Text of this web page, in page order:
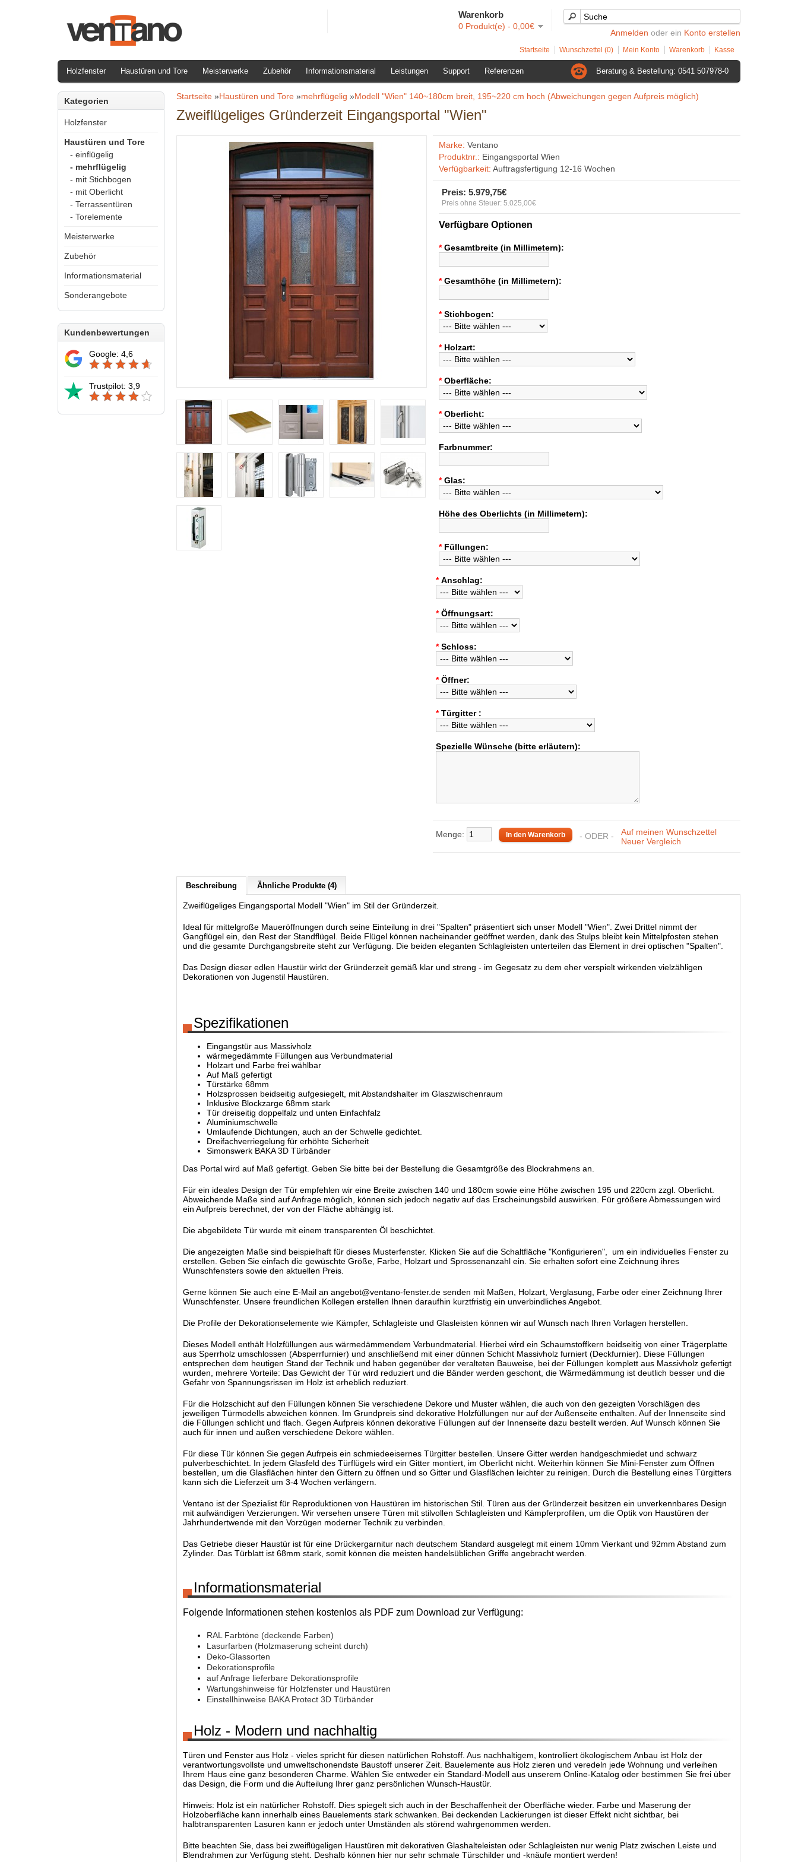
Warenkorb
0 Produkt(e) - 0,00€
Anmelden oder ein Konto erstellen
Startseite Wunschzettel (0) Mein Konto Warenkorb Kasse
Holzfenster Haustüren und Tore Meisterwerke Zubehör Informationsmaterial Leistungen Support Referenzen Beratung & Bestellung: 0541 507978-0
Kategorien
Holzfenster
Haustüren und Tore
- einflügelig
- mehrflügelig
- mit Stichbogen
- mit Oberlicht
- Terrassentüren
- Torelemente
Meisterwerke
Zubehör
Informationsmaterial
Sonderangebote
Kundenbewertungen
Google: 4,6
Trustpilot: 3,9
Startseite »Haustüren und Tore »mehrflügelig »Modell "Wien" 140~180cm breit, 195~220 cm hoch (Abweichungen gegen Aufpreis möglich)
Zweiflügeliges Gründerzeit Eingangsportal "Wien"
Marke: Ventano
Produktnr.: Eingangsportal Wien
Verfügbarkeit: Auftragsfertigung 12-16 Wochen
Preis: 5.979,75€
Preis ohne Steuer: 5.025,00€
Verfügbare Optionen
* Gesamtbreite (in Millimetern):
* Gesamthöhe (in Millimetern):
* Stichbogen:
* Holzart:
* Oberfläche:
* Oberlicht:
Farbnummer:
* Glas:
Höhe des Oberlichts (in Millimetern):
* Füllungen:
* Anschlag:
* Öffnungsart:
* Schloss:
* Öffner:
* Türgitter :
Spezielle Wünsche (bitte erläutern):
Menge: - ODER - Auf meinen Wunschzettel
Neuer Vergleich
Beschreibung Ähnliche Produkte (4)
Zweiflügeliges Eingangsportal Modell "Wien" im Stil der Gründerzeit.
Ideal für mittelgroße Maueröffnungen durch seine Einteilung in drei "Spalten" präsentiert sich unser Modell "Wien". Zwei Drittel nimmt der
Gangflügel ein, den Rest der Standflügel. Beide Flügel können nacheinander geöffnet werden, dank des Stulps bleibt kein Mittelpfosten stehen
und die gesamte Durchgangsbreite steht zur Verfügung. Die beiden eleganten Schlagleisten unterteilen das Element in drei optischen "Spalten".
Das Design dieser edlen Haustür wirkt der Gründerzeit gemäß klar und streng - im Gegesatz zu dem eher verspielt wirkenden vielzähligen
Dekorationen von Jugenstil Haustüren.
Spezifikationen
Eingangstür aus Massivholz
wärmegedämmte Füllungen aus Verbundmaterial
Holzart und Farbe frei wählbar
Auf Maß gefertigt
Türstärke 68mm
Holzsprossen beidseitig aufgesiegelt, mit Abstandshalter im Glaszwischenraum
Inklusive Blockzarge 68mm stark
Tür dreiseitig doppelfalz und unten Einfachfalz
Aluminiumschwelle
Umlaufende Dichtungen, auch an der Schwelle gedichtet.
Dreifachverriegelung für erhöhte Sicherheit
Simonswerk BAKA 3D Türbänder
Das Portal wird auf Maß gefertigt. Geben Sie bitte bei der Bestellung die Gesamtgröße des Blockrahmens an.
Für ein ideales Design der Tür empfehlen wir eine Breite zwischen 140 und 180cm sowie eine Höhe zwischen 195 und 220cm zzgl. Oberlicht.
Abweichende Maße sind auf Anfrage möglich, können sich jedoch negativ auf das Erscheinungsbild auswirken. Für größere Abmessungen wird
ein Aufpreis berechnet, der von der Fläche abhängig ist.
Die abgebildete Tür wurde mit einem transparenten Öl beschichtet.
Die angezeigten Maße sind beispielhaft für dieses Musterfenster. Klicken Sie auf die Schaltfläche "Konfigurieren", um ein individuelles Fenster zu
erstellen. Geben Sie einfach die gewüschte Größe, Farbe, Holzart und Sprossenanzahl ein. Sie erhalten sofort eine Zeichnung ihres
Wunschfensters sowie den aktuellen Preis.
Gerne können Sie auch eine E-Mail an angebot@ventano-fenster.de senden mit Maßen, Holzart, Verglasung, Farbe oder einer Zeichnung Ihrer
Wunschfenster. Unsere freundlichen Kollegen erstellen Ihnen daraufhin kurztfristig ein unverbindliches Angebot.
Die Profile der Dekorationselemente wie Kämpfer, Schlagleiste und Glasleisten können wir auf Wunsch nach Ihren Vorlagen herstellen.
Dieses Modell enthält Holzfüllungen aus wärmedämmendem Verbundmaterial. Hierbei wird ein Schaumstoffkern beidseitig von einer Trägerplatte
aus Sperrholz umschlossen (Absperrfurnier) und anschließend mit einer dünnen Schicht Massivholz furniert (Deckfurnier). Diese Füllungen
entsprechen dem heutigen Stand der Technik und haben gegenüber der veralteten Bauweise, bei der Füllungen komplett aus Massivholz gefertigt
wurden, mehrere Vorteile: Das Gewicht der Tür wird reduziert und die Bänder werden geschont, die Wärmedämmung ist deutlich besser und die
Gefahr von Spannungsrissen im Holz ist erheblich reduziert.
Für die Holzschicht auf den Füllungen können Sie verschiedene Dekore und Muster wählen, die auch von den gezeigten Vorschlägen des
jeweiligen Türmodells abweichen können. Im Grundpreis sind dekorative Holzfüllungen nur auf der Außenseite enthalten. Auf der Innenseite sind
die Füllungen schlicht und flach. Gegen Aufpreis können dekorative Füllungen auf der Innenseite dazu bestellt werden. Auf Wunsch können Sie
auch für innen und außen verschiedene Dekore wählen.
Für diese Tür können Sie gegen Aufrpeis ein schmiedeeisernes Türgitter bestellen. Unsere Gitter werden handgeschmiedet und schwarz
pulverbeschichtet. In jedem Glasfeld des Türflügels wird ein Gitter montiert, im Oberlicht nicht. Weiterhin können Sie Mini-Fenster zum Öffnen
bestellen, um die Glasflächen hinter den Gittern zu öffnen und so Gitter und Glasflächen leichter zu reinigen. Durch die Bestellung eines Türgitters
kann sich die Lieferzeit um 3-4 Wochen verlängern.
Ventano ist der Spezialist für Reproduktionen von Haustüren im historischen Stil. Türen aus der Gründerzeit besitzen ein unverkennbares Design
mit aufwändigen Verzierungen. Wir versehen unsere Türen mit stilvollen Schlagleisten und Kämpferprofilen, um die Optik von Haustüren der
Jahrhundertwende mit den Vorzügen moderner Technik zu verbinden.
Das Getriebe dieser Haustür ist für eine Drückergarnitur nach deutschem Standard ausgelegt mit einem 10mm Vierkant und 92mm Abstand zum
Zylinder. Das Türblatt ist 68mm stark, somit können die meisten handelsüblichen Griffe angebracht werden.
Informationsmaterial
Folgende Informationen stehen kostenlos als PDF zum Download zur Verfügung:
RAL Farbtöne (deckende Farben)
Lasurfarben (Holzmaserung scheint durch)
Deko-Glassorten
Dekorationsprofile
auf Anfrage lieferbare Dekorationsprofile
Wartungshinweise für Holzfenster und Haustüren
Einstellhinweise BAKA Protect 3D Türbänder
Holz - Modern und nachhaltig
Türen und Fenster aus Holz - vieles spricht für diesen natürlichen Rohstoff. Aus nachhaltigem, kontrolliert ökologischem Anbau ist Holz der
verantwortungsvollste und umweltschonendste Baustoff unserer Zeit. Bauelemente aus Holz zieren und veredeln jede Wohnung und verleihen
Ihrem Haus eine ganz besonderen Charme. Wählen Sie entweder ein Standard-Modell aus unserem Online-Katalog oder bestimmen Sie frei über
das Design, die Form und die Aufteilung Ihrer ganz persönlichen Wunsch-Haustür.
Hinweis: Holz ist ein natürlicher Rohstoff. Dies spiegelt sich auch in der Beschaffenheit der Oberfläche wieder. Farbe und Maserung der
Holzoberfläche kann innerhalb eines Bauelements stark schwanken. Bei deckenden Lackierungen ist dieser Effekt nicht sichtbar, bei
halbtransparenten Lasuren kann er jedoch unter Umständen als störend wahrgenommen werden.
Bitte beachten Sie, dass bei zweiflügeligen Haustüren mit dekorativen Glashalteleisten oder Schlagleisten nur wenig Platz zwischen Leiste und
Blendrahmen zur Verfügung steht. Deshalb können hier nur sehr schmale Türschilder und -knäufe montiert werden!